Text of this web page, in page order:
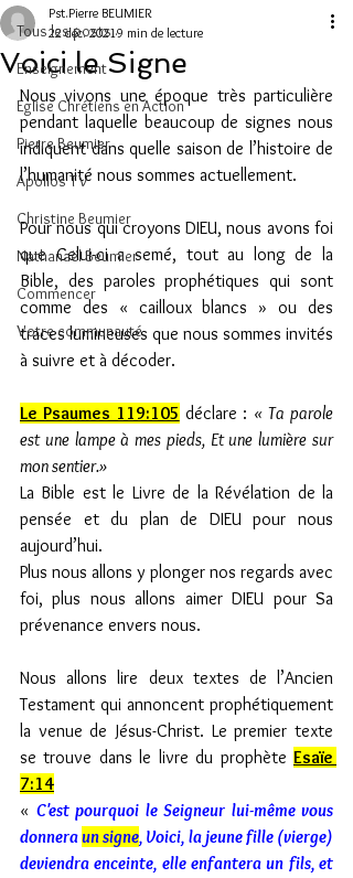
Tous les posts
Enseignement
Eglise Chrétiens en Action
Pierre Beumier
Apollos TV
Christine Beumier
Nathanaël Beumier
Commencer
Votre communauté
Voici le Signe
Pst.Pierre BEUMIER
22 déc. 20219 min de lecture
Nous vivons une époque très particulière
pendant laquelle beaucoup de signes nous
indiquent dans quelle saison de l’histoire de
l’humanité nous sommes actuellement.
Pour nous qui croyons DIEU, nous avons foi
que Celui-ci a semé, tout au long de la
Bible, des paroles prophétiques qui sont
comme des « cailloux blancs » ou des
traces lumineuses que nous sommes invités
à suivre et à décoder.
Le Psaumes 119:105 déclare : « Ta parole
est une lampe à mes pieds, Et une lumière sur
mon sentier.»
La Bible est le Livre de la Révélation de la
pensée et du plan de DIEU pour nous
aujourd’hui.
Plus nous allons y plonger nos regards avec
foi, plus nous allons aimer DIEU pour Sa
prévenance envers nous.
Nous allons lire deux textes de l’Ancien
Testament qui annoncent prophétiquement
la venue de Jésus-Christ. Le premier texte
se trouve dans le livre du prophète Esaïe
7:14
« C'est pourquoi le Seigneur lui-même vous
donnera un signe, Voici, la jeune fille (vierge)
deviendra enceinte, elle enfantera un fils, et